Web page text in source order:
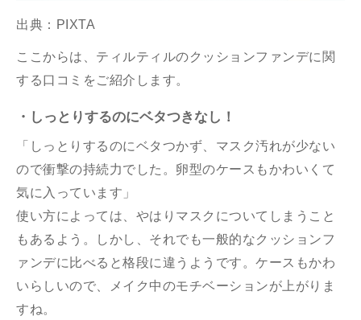
出典：PIXTA
ここからは、ティルティルのクッションファンデに関
する口コミをご紹介します。
・しっとりするのにベタつきなし！
「しっとりするのにベタつかず、マスク汚れが少ない
ので衝撃の持続力でした。卵型のケースもかわいくて
気に入っています」
使い方によっては、やはりマスクについてしまうこと
もあるよう。しかし、それでも一般的なクッションフ
ァンデに比べると格段に違うようです。ケースもかわ
いらしいので、メイク中のモチベーションが上がりま
すね。